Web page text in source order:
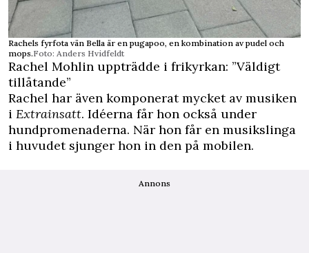
Rachels fyrfota vän Bella är en pugapoo, en kombination av pudel och
mops.Foto: Anders Hvidfeldt
Rachel Mohlin uppträdde i frikyrkan: ”Väldigt
tillåtande”
Rachel har även komponerat mycket av musiken
i Extrainsatt. Idéerna får hon också under
hundpromenaderna. När hon får en musikslinga
i huvudet sjunger hon in den på mobilen.
Annons